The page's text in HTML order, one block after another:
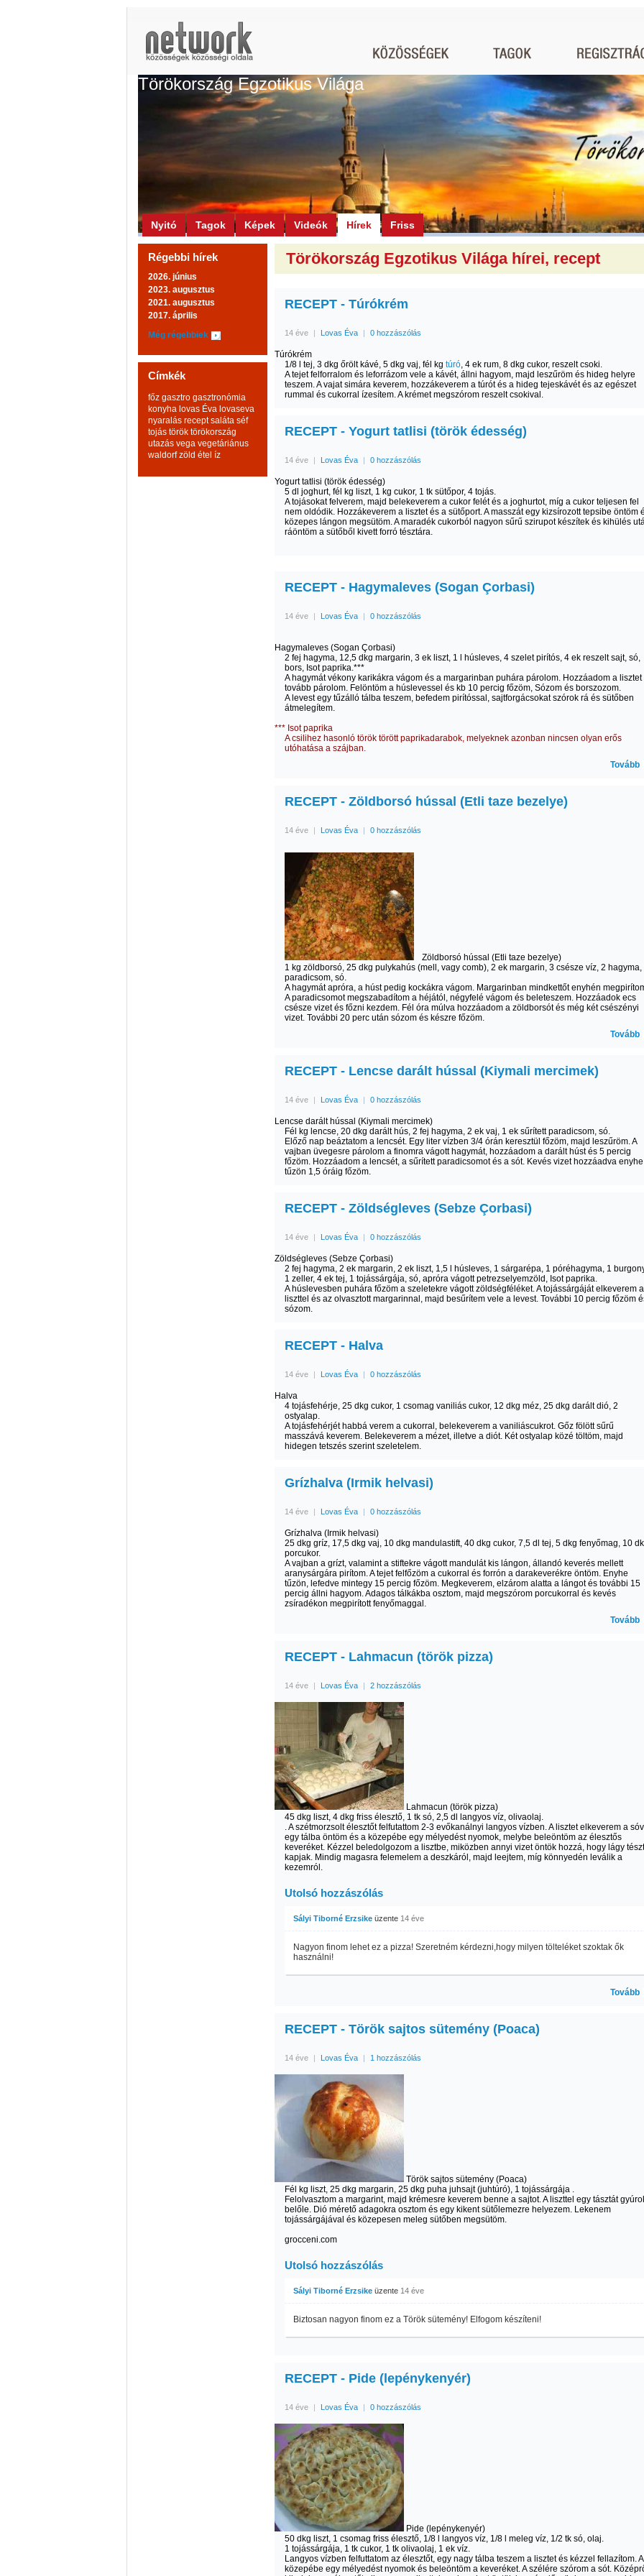
Törökország Egzotikus Világa
Nyitó Tagok Képek Videók Hírek Friss
Régebbi hírek
2026. június
2023. augusztus
2021. augusztus
2017. április
Még régebbiek
Címkék
főz gasztro gasztronómia
konyha lovas Éva lovaseva
nyaralás recept saláta séf
tojás török törökország
utazás vega vegetáriánus
waldorf zöld étel íz
Törökország Egzotikus Világa hírei, recept
RECEPT - Túrókrém
14 éve | Lovas Éva | 0 hozzászólás
Túrókrém
1/8 l tej, 3 dkg őrölt kávé, 5 dkg vaj, fél kg túró, 4 ek rum, 8 dkg cukor, reszelt csoki.
A tejet felforralom és leforrázom vele a kávét, állni hagyom, majd leszűröm és hideg helyre
teszem. A vajat simára keverem, hozzákeverem a túrót és a hideg tejeskávét és az egészet
rummal és cukorral ízesítem. A krémet megszórom reszelt csokival.
RECEPT - Yogurt tatlisi (török édesség)
14 éve | Lovas Éva | 0 hozzászólás
Yogurt tatlisi (török édesség)
5 dl joghurt, fél kg liszt, 1 kg cukor, 1 tk sütőpor, 4 tojás.
A tojásokat felverem, majd belekeverem a cukor felét és a joghurtot, míg a cukor teljesen fel
nem oldódik. Hozzákeverem a lisztet és a sütőport. A masszát egy kizsírozott tepsibe öntöm
közepes lángon megsütöm. A maradék cukorból nagyon sűrű szirupot készítek és kihülés
ráöntöm a sütőből kivett forró tésztára.
RECEPT - Hagymaleves (Sogan Çorbasi)
14 éve | Lovas Éva | 0 hozzászólás
Hagymaleves (Sogan Çorbasi)
2 fej hagyma, 12,5 dkg margarin, 3 ek liszt, 1 l húsleves, 4 szelet pirítós, 4 ek reszelt sajt, só,
bors, Isot paprika.***
A hagymát vékony karikákra vágom és a margarinban puhára párolom. Hozzáadom a lisztet
tovább párolom. Felöntöm a húslevessel és kb 10 percig főzöm, Sózom és borszozom.
A levest egy tűzálló tálba teszem, befedem pirítóssal, sajtforgácsokat szórok rá és sütőben
átmelegítem.
*** Isot paprika
A csilihez hasonló török törött paprikadarabok, melyeknek azonban nincsen olyan erős
utóhatása a szájban.
Tovább
RECEPT - Zöldborsó hússal (Etli taze bezelye)
14 éve | Lovas Éva | 0 hozzászólás
Zöldborsó hússal (Etli taze bezelye)
1 kg zöldborsó, 25 dkg pulykahús (mell, vagy comb), 2 ek margarin, 3 csésze víz, 2 hagyma,
paradicsom, só.
A hagymát apróra, a húst pedig kockákra vágom. Margarinban mindkettőt enyhén
A paradicsomot megszabadítom a héjától, négyfelé vágom és beleteszem. Hozzáadok ecs
csésze vizet és főzni kezdem. Fél óra múlva hozzáadom a zöldborsót és még két csészényi
vizet. További 20 perc után sózom és készre főzöm.
Tovább
RECEPT - Lencse darált hússal (Kiymali mercimek)
14 éve | Lovas Éva | 0 hozzászólás
Lencse darált hússal (Kiymali mercimek)
Fél kg lencse, 20 dkg darált hús, 2 fej hagyma, 2 ek vaj, 1 ek sűrített paradicsom, só.
Előző nap beáztatom a lencsét. Egy liter vízben 3/4 órán keresztül főzöm, majd leszűröm. A
vajban üvegesre párolom a finomra vágott hagymát, hozzáadom a darált húst és 5 percig
főzöm. Hozzáadom a lencsét, a sűrített paradicsomot és a sót. Kevés vizet hozzáadva enyhe
tűzön 1,5 óráig főzöm.
RECEPT - Zöldségleves (Sebze Çorbasi)
14 éve | Lovas Éva | 0 hozzászólás
Zöldségleves (Sebze Çorbasi)
2 fej hagyma, 2 ek margarin, 2 ek liszt, 1,5 l húsleves, 1 sárgarépa, 1 póréhagyma, 1
1 zeller, 4 ek tej, 1 tojássárgája, só, apróra vágott petrezselyemzöld, Isot paprika.
A húslevesben puhára főzöm a szeletekre vágott zöldségféléket. A tojássárgáját elkeverem a
liszttel és az olvasztott margarinnal, majd besűrítem vele a levest. További 10 percig főzöm
sózom.
RECEPT - Halva
14 éve | Lovas Éva | 0 hozzászólás
Halva
4 tojásfehérje, 25 dkg cukor, 1 csomag vaniliás cukor, 12 dkg méz, 25 dkg darált dió, 2
ostyalap.
A tojásfehérjét habbá verem a cukorral, belekeverem a vaniliáscukrot. Gőz fölött sűrű
masszává keverem. Belekeverem a mézet, illetve a diót. Két ostyalap közé töltöm, majd
hidegen tetszés szerint szeletelem.
Grízhalva (Irmik helvasi)
14 éve | Lovas Éva | 0 hozzászólás
Grízhalva (Irmik helvasi)
25 dkg gríz, 17,5 dkg vaj, 10 dkg mandulastift, 40 dkg cukor, 7,5 dl tej, 5 dkg fenyőmag, 10
porcukor.
A vajban a grízt, valamint a stiftekre vágott mandulát kis lángon, állandó keverés mellett
aranysárgára pirítom. A tejet felfőzöm a cukorral és forrón a darakeverékre öntöm. Enyhe
tűzön, lefedve mintegy 15 percig főzöm. Megkeverem, elzárom alatta a lángot és további 15
percig állni hagyom. Adagos tálkákba osztom, majd megszórom porcukorral és kevés
zsíradékon megpirított fenyőmaggal.
Tovább
RECEPT - Lahmacun (török pizza)
14 éve | Lovas Éva | 2 hozzászólás
Lahmacun (török pizza)
45 dkg liszt, 4 dkg friss élesztő, 1 tk só, 2,5 dl langyos víz, olivaolaj.
. A szétmorzsolt élesztőt felfutattom 2-3 evőkanálnyi langyos vízben. A lisztet elkeverem a
egy tálba öntöm és a közepébe egy mélyedést nyomok, melybe beleöntöm az élesztős
keveréket. Kézzel beledolgozom a lisztbe, miközben annyi vizet öntök hozzá, hogy lágy
kapjak. Mindig magasra felemelem a deszkáról, majd leejtem, míg könnyedén leválik a
kezemról.
Utolsó hozzászólás
Sályi Tiborné Erzsike üzente 14 éve
Nagyon finom lehet ez a pizza! Szeretném kérdezni,hogy milyen tölteléket szoktak ők
használni!
Tovább
RECEPT - Török sajtos sütemény (Poaca)
14 éve | Lovas Éva | 1 hozzászólás
Török sajtos sütemény (Poaca)
Fél kg liszt, 25 dkg margarin, 25 dkg puha juhsajt (juhtúró), 1 tojássárgája .
Felolvasztom a margarint, majd krémesre keverem benne a sajtot. A liszttel egy tásztát
belőle. Dió mérető adagokra osztom és egy kikent sütőlemezre helyezem. Lekenem
tojássárgájával és közepesen meleg sütőben megsütöm.
grocceni.com
Utolsó hozzászólás
Sályi Tiborné Erzsike üzente 14 éve
Biztosan nagyon finom ez a Török sütemény! Elfogom készíteni!
RECEPT - Pide (lepénykenyér)
14 éve | Lovas Éva | 0 hozzászólás
Pide (lepénykenyér)
50 dkg liszt, 1 csomag friss élesztő, 1/8 l langyos víz, 1/8 l meleg víz, 1/2 tk só, olaj.
1 tojássárgája, 1 tk cukor, 1 tk olivaolaj, 1 ek víz.
Langyos vízben felfuttatom az élesztőt, egy nagy tálba teszem a lisztet és kézzel fellazítom. A
közepébe egy mélyedést nyomok és beleöntöm a keveréket. A szélére szórom a sót.